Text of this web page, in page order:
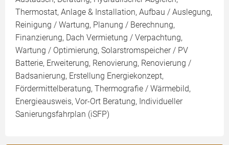
Thermostat, Anlage & Installation, Aufbau / Auslegung,
Reinigung / Wartung, Planung / Berechnung,
Finanzierung, Dach Vermietung / Verpachtung,
Wartung / Optimierung, Solarstromspeicher / PV
Batterie, Erweiterung, Renovierung, Renovierung /
Badsanierung, Erstellung Energiekonzept,
Fördermittelberatung, Thermografie / Wärmebild,
Energieausweis, Vor-Ort Beratung, Individueller
Sanierungsfahrplan (iSFP)